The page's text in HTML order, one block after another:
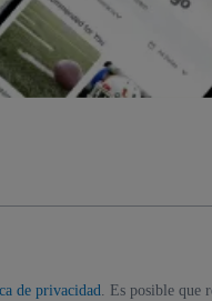
de privacidad. Es posible que